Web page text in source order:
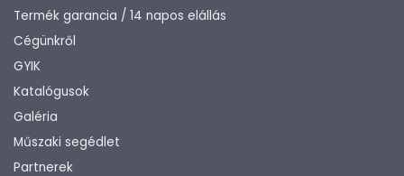
Termék garancia / 14 napos elállás
Cégünkről
GYIK
Katalógusok
Galéria
Műszaki segédlet
Partnerek